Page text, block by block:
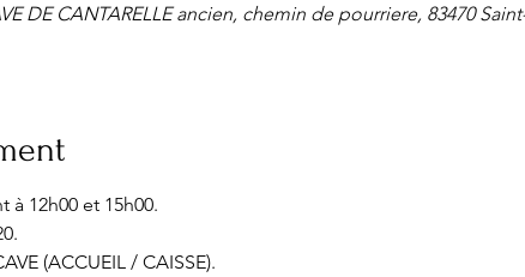
DE CANTARELLE ancien, chemin de pourriere, 83470
à 12h00 et 15h00.
(ACCUEIL / CAISSE).